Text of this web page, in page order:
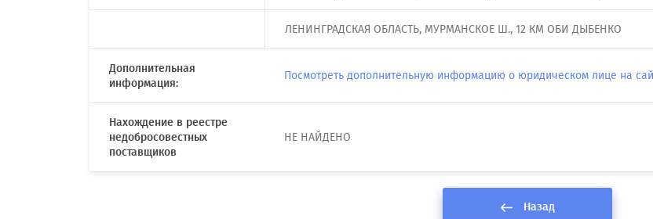
ЛЕНИНГРАДСКАЯ ОБЛАСТЬ, МУРМАНСКОЕ Ш., 12 КМ ОБИ ДЫБЕНКО
Дополнительная
информация:
Посмотреть дополнительную информацию о юридическом лице на
Нахождение в реестре
недобросовестных
поставщиков
НЕ НАЙДЕНО
Назад